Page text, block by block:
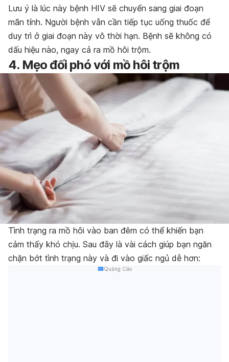
Lưu ý là lúc này bệnh HIV sẽ chuyển sang giai đoạn
mãn tính. Người bệnh vẫn cần tiếp tục uống thuốc để
duy trì ở giai đoạn này vô thời hạn. Bệnh sẽ không có
dấu hiệu nào, ngay cả ra mồ hôi trộm.
4. Mẹo đối phó với mồ hôi trộm
Tình trạng ra mồ hôi vào ban đêm có thể khiến bạn
cảm thấy khó chịu. Sau đây là vài cách giúp bạn ngăn
chặn bớt tình trạng này và đi vào giấc ngủ dễ hơn:
Quảng Cáo